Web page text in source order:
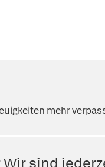
mehr
Wir sind